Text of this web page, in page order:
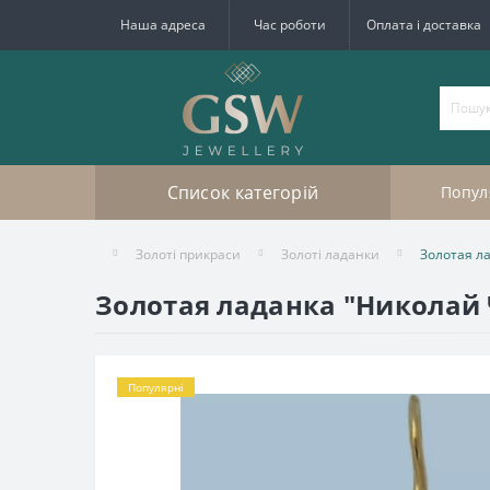
Наша адреса Час роботи Оплата і доставка
Список категорій
Золоті прикраси Золоті ладaнки Золотая
Золотая ладанка
Популярні